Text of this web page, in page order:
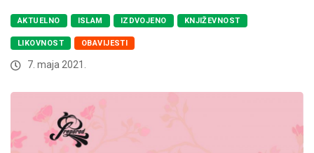
AKTUELNO ISLAM IZDVOJENO KNJIŽEVNOST
LIKOVNOST OBAVIJESTI
7. maja 2021.